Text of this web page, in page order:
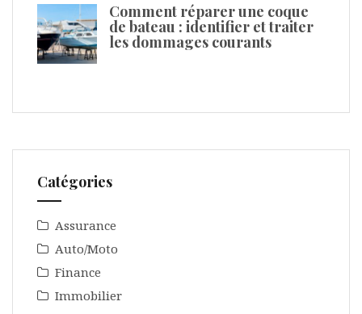
Comment réparer une coque
de bateau : identifier et traiter
les dommages courants
Catégories
Assurance
Auto/Moto
Finance
Immobilier